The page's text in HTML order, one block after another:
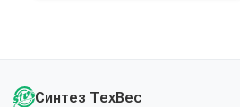
Синтез ТехВес